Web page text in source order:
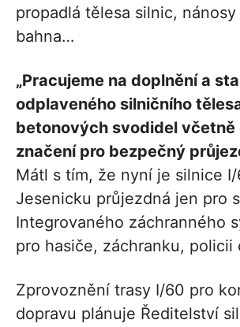
propadlá tělesa silnic, nánosy
bahna…
„Pracujeme na doplnění a
odplaveného silničního
betonových svodidel včetně
značení pro bezpečný
Mátl s tím, že nyní je silnice
Jesenicku průjezdná jen pro
Integrovaného záchranného
pro hasiče, záchranku, policii
Zprovoznění trasy I/60 pro
dopravu plánuje Ředitelství